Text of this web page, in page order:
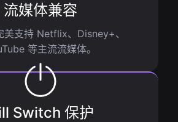
流媒体兼容
支持 Netflix、Disney+、
等主流流媒体。
Switch 保护